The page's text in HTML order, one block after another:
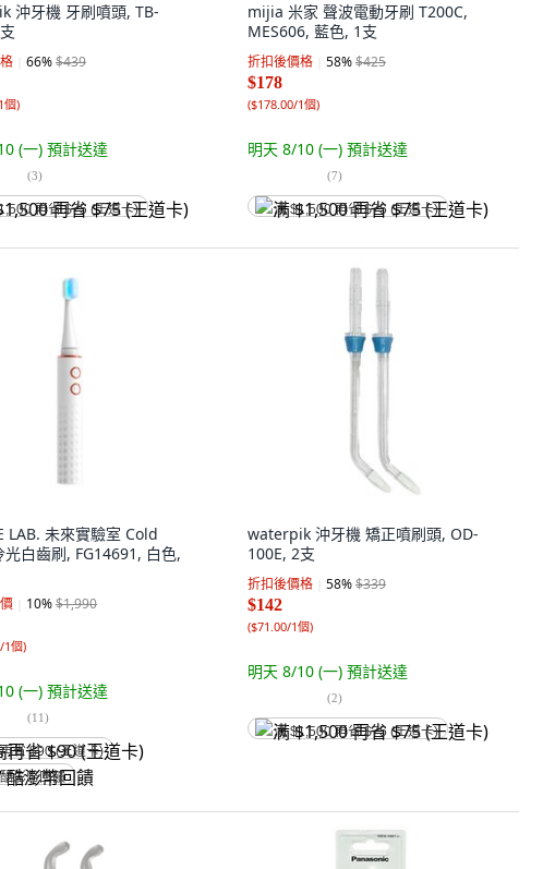
沖牙機 牙刷噴頭, TB-
66%$439
個)
(一) 預計送達
(3)
再省 $75 (王道卡)
mijia 米家 聲波電動牙刷 T200C,
MES606, 藍色, 1支
折扣後價格 58%$425
$178
($178.00/1個)
明天 8/10 (一) 預計送達
(7)
满 $1,500 再省 $75 (王道卡)
LAB. 未來實驗室 Cold
白齒刷, FG14691, 白色,
10%$1,990
1個)
(一) 預計送達
(11)
省 $90 (王道卡)
澎幣回饋
waterpik 沖牙機 矯正噴刷頭, OD-
100E, 2支
折扣後價格 58%$339
$142
($71.00/1個)
明天 8/10 (一) 預計送達
(2)
满 $1,500 再省 $75 (王道卡)